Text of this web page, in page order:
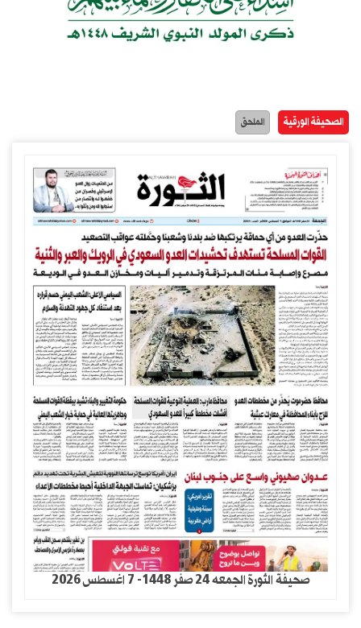
الصحيفة الورقية الملحق
صحيفة الثورة الجمعه 24 صفر 1448- 7 اغسطس 2026